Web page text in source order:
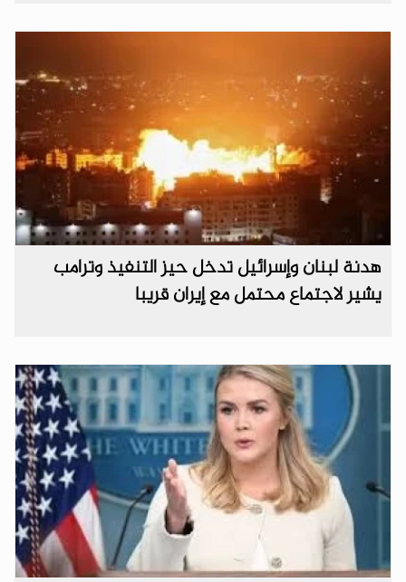
هدنة لبنان وإسرائيل تدخل حيز التنفيذ وترامب
يشير لاجتماع محتمل مع إيران قريبا